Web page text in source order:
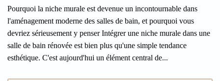
Pourquoi la niche murale est devenue un incontournable dans
l'aménagement moderne des salles de bain, et pourquoi vous
devriez sérieusement y penser Intégrer une niche murale dans une
salle de bain rénovée est bien plus qu'une simple tendance
esthétique. C'est aujourd'hui un élément central de...